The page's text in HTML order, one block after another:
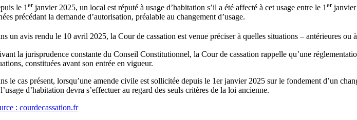
le 1erjanvier 2025, un local est réputé à usage d’habitation s’il a été affecté à cet usage entre le 1erjanvier
précédant la demande d’autorisation, préalable au changement d’usage.
un avis rendu le 10 avril 2025, la Cour de cassation est venue préciser à quelles situations – antérieures ou
la jurisprudence constante du Conseil Constitutionnel, la Cour de cassation rappelle qu’une
constituées avant son entrée en vigueur.
le cas présent, lorsqu’une amende civile est sollicitée depuis le 1er janvier 2025 sur le fondement d’un
d’habitation devra s’effectuer au regard des seuls critères de la loi ancienne.
: courdecassation.fr